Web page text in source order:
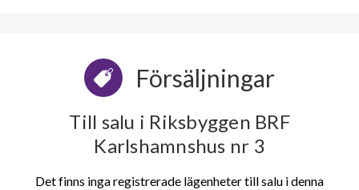
Försäljningar
Till salu i Riksbyggen BRF
Karlshamnshus nr 3
Det finns inga registrerade lägenheter till salu i denna